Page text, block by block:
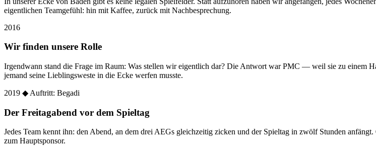
eigentlichen Teamgefühl: hin mit Kaffee, zurück mit Nachbesprechung.
2016
Wir finden unsere Rolle
Irgendwann stand die Frage im Raum: Was stellen wir eigentlich dar? Die Antwort war PMC — weil sie zu einem
jemand seine Lieblingsweste in die Ecke werfen musste.
2019 ◆ Auftritt: Begadi
Der Freitagabend vor dem Spieltag
Jedes Team kennt ihn: den Abend, an dem drei AEGs gleichzeitig zicken und der Spieltag in zwölf Stunden
zum Hauptsponsor.